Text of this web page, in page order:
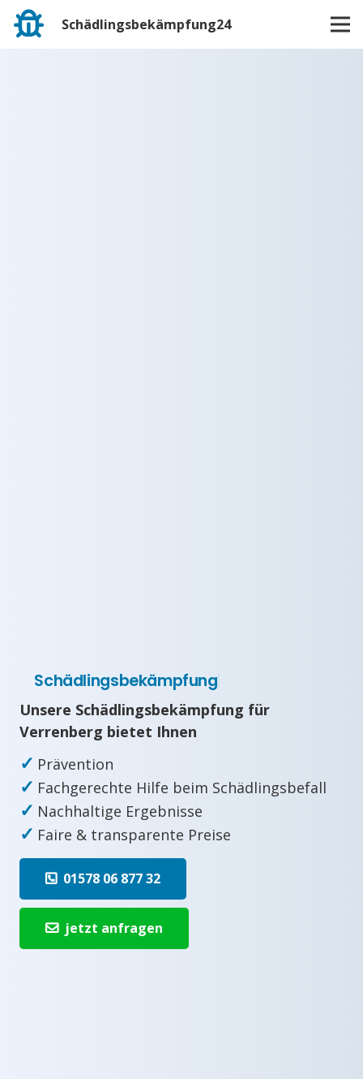
Schädlingsbekämpfung24
Schädlingsbekämpfung
Unsere Schädlingsbekämpfung für
Verrenberg bietet Ihnen
✓ Prävention
✓ Fachgerechte Hilfe beim Schädlingsbefall
✓ Nachhaltige Ergebnisse
✓ Faire & transparente Preise
01578 06 877 32
jetzt anfragen